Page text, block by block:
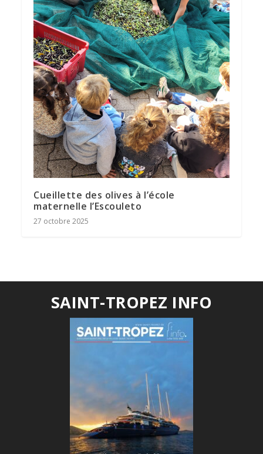
Cueillette des olives à l’école
maternelle l’Escouleto
27 octobre 2025
SAINT-TROPEZ INFO